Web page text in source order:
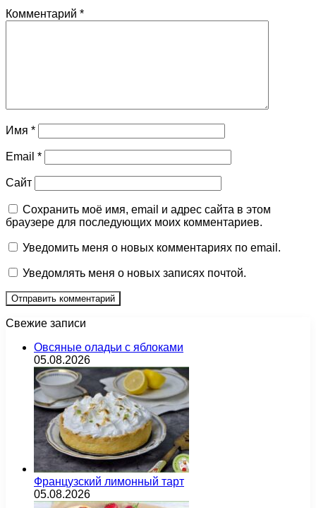
Комментарий *
Имя *
Email *
Сайт
Сохранить моё имя, email и адрес сайта в этом
браузере для последующих моих комментариев.
Уведомить меня о новых комментариях по email.
Уведомлять меня о новых записях почтой.
Свежие записи
Овсяные оладьи с яблоками
05.08.2026
Французский лимонный тарт
05.08.2026